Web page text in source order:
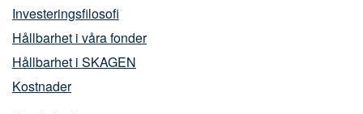
Investeringsfilosofi
Hållbarhet i våra fonder
Hållbarhet i SKAGEN
Kostnader